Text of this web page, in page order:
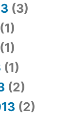
(3)
(1)
(1)
(1)
(2)
(2)